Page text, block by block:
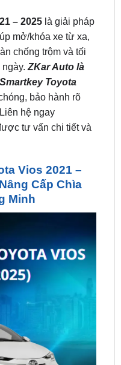
– 2025là giải pháp
mở/khóa xe từ xa,
chống trộm và tối
ZKar Auto là
Toyota
bảo hành rõ
hệ ngay
tư vấn chi tiết và
Vios 2021 –
Cấp Chìa
Minh